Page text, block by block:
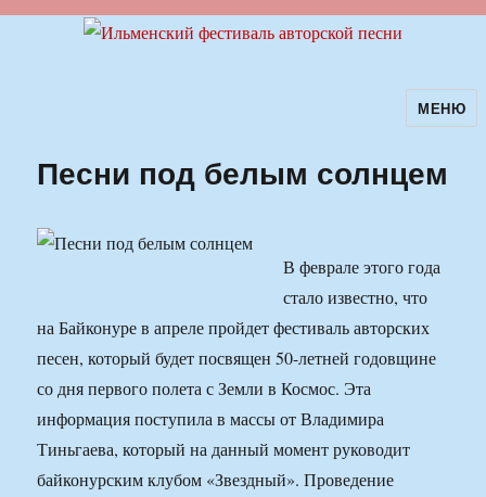
Ильменский фестиваль авторскойМЕНЮ
Песни под белым солнцем
В феврале этого года
стало известно, что
на Байконуре в апреле пройдет фестиваль авторских
песен, который будет посвящен 50-летней годовщине
со дня первого полета с Земли в Космос. Эта
информация поступила в массы от Владимира
Тиньгаева, который на данный момент руководит
байконурским клубом «Звездный». Проведение